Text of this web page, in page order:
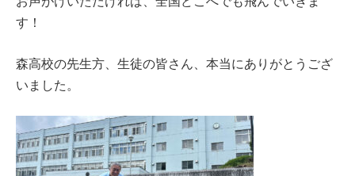
す！
森高校の先生方、生徒の皆さん、本当にありがとうござ
いました。